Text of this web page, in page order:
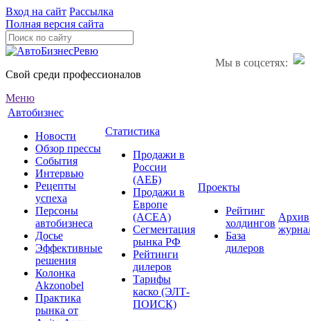
Вход на сайт Рассылка
Полная версия сайта
Мы в соцсетях:
Свой среди профессионалов
Меню
Автобизнес
Новости
Обзор прессы
События
Интервью
Рецепты
успеха
Персоны
автобизнеса
Досье
Эффективные
решения
Колонка
Akzonobel
Практика
рынка от
Статистика
Продажи в
России
(АЕБ)
Продажи в
Европе
(ACEA)
Сегментация
рынка РФ
Рейтинги
дилеров
Тарифы
каско (ЭЛТ-
ПОИСК)
Проекты
Рейтинг
холдингов
База
дилеров
Архив